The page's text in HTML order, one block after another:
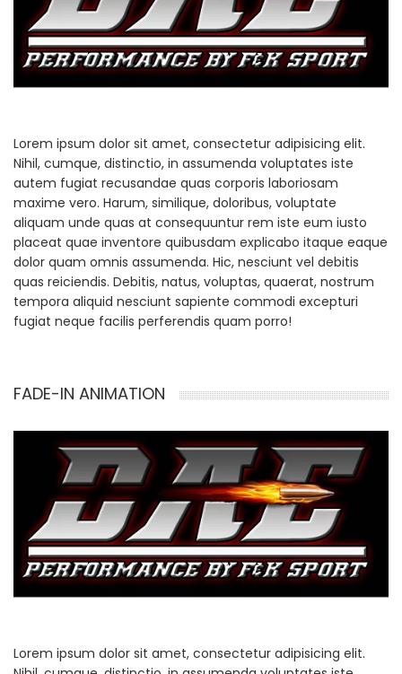
Lorem ipsum dolor sit amet, consectetur adipisicing elit.
Nihil, cumque, distinctio, in assumenda voluptates iste
autem fugiat recusandae quas corporis laboriosam
maxime vero. Harum, similique, doloribus, voluptate
aliquam unde quas at consequuntur rem iste eum iusto
placeat quae inventore quibusdam explicabo itaque eaque
dolor quam omnis assumenda. Hic, nesciunt vel debitis
quas reiciendis. Debitis, natus, voluptas, quaerat, nostrum
tempora aliquid nesciunt sapiente commodi excepturi
fugiat neque facilis perferendis quam porro!
FADE-IN ANIMATION
Lorem ipsum dolor sit amet, consectetur adipisicing elit.